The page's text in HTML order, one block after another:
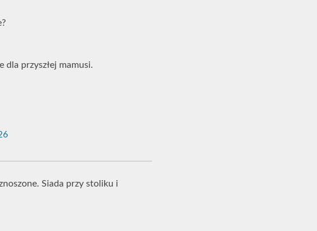
przyszłej mamusi.
Siada przy stoliku i